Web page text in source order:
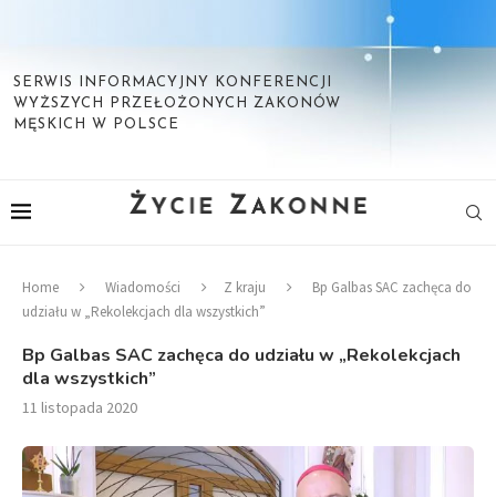
SERWIS INFORMACYJNY KONFERENCJI
WYŻSZYCH PRZEŁOŻONYCH ZAKONÓW
MĘSKICH W POLSCE
Home Wiadomości Z kraju
Bp Galbas SAC zachęca do
udziału w „Rekolekcjach dla wszystkich”
Bp Galbas SAC zachęca do udziału w „Rekolekcjach
dla wszystkich”
11 listopada 2020